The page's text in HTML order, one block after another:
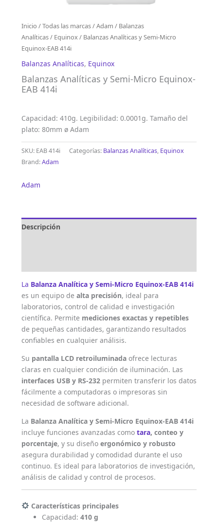
Inicio /Todas las marcas/Adam / Balanzas
Analíticas/ Equinox/ Balanzas Analíticas y Semi-Micro
Equinox-EAB 414i
Balanzas Analíticas, Equinox
Balanzas Analíticas y Semi-Micro Equinox-
EAB 414i
Capacidad: 410g. Legibilidad: 0.0001g. Tamaño del
plato: 80mm ø Adam
SKU: EAB 414i Categorías: Balanzas Analíticas, Equinox
Brand:Adam
Adam
Descripción
La Balanza Analítica y Semi-Micro Equinox-EAB 414i
es un equipo de alta precisión, ideal para
laboratorios, control de calidad e investigación
científica. Permite mediciones exactas y repetibles
de pequeñas cantidades, garantizando resultados
confiables en cualquier análisis.
Su pantalla LCD retroiluminada ofrece lecturas
claras en cualquier condición de iluminación. Las
interfaces USB y RS-232 permiten transferir los datos
fácilmente a computadoras o impresoras sin
necesidad de software adicional.
La Balanza Analítica y Semi-Micro Equinox-EAB 414i
incluye funciones avanzadas como tara, conteo y
porcentaje, y su diseño ergonómico y robusto
asegura durabilidad y comodidad durante el uso
continuo. Es ideal para laboratorios de investigación,
análisis de calidad y control de procesos.
Características principales
Capacidad: 410 g